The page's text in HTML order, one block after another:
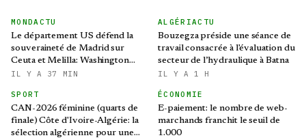
MONDACTU
Le département US défend la
souveraineté de Madrid sur
Ceuta et Melilla: Washington
refroidit les ambitions
IL Y A 37 MIN
ALGÉRIACTU
Bouzegza préside une séance de
travail consacrée à l'évaluation du
secteur de l’hydraulique à Batna
IL Y A 1 H
SPORT
CAN-2026 féminine (quarts de
finale) Côte d'Ivoire-Algérie: la
sélection algérienne pour une
ÉCONOMIE
E-paiement: le nombre de web-
marchands franchit le seuil de
1.000